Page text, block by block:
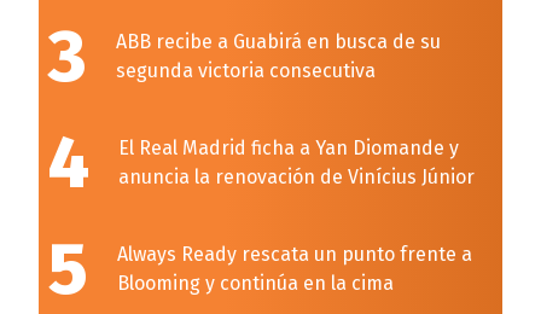
3
ABB recibe a Guabirá en busca de su
segunda victoria consecutiva
4
El Real Madrid ficha a Yan Diomande y
anuncia la renovación de Vinícius Júnior
5
Always Ready rescata un punto frente a
Blooming y continúa en la cima